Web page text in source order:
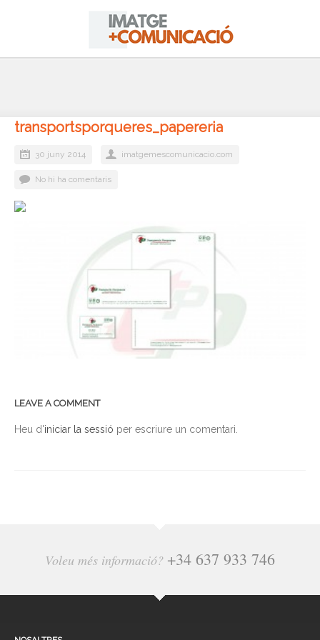
transportsporqueres_papereria
30 juny 2014 imatgemescomunicacio.com
No hi ha comentaris
LEAVE A COMMENT
Heu d'iniciar la sessió per escriure un comentari.
Voleu més informació? +34 637 933 746